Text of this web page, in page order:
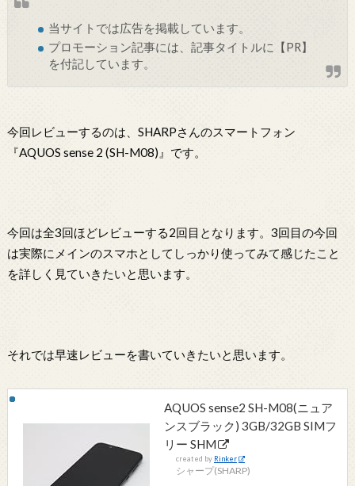
当サイトでは広告を掲載しています。
プロモーション記事には、記事タイトルに【PR】
を付記しています。
今回レビューするのは、SHARPさんのスマートフォン
『AQUOS sense 2 (SH-M08)』です。
今回は全3回ほどレビューする2回目となります。3回目の今回
は実際にメインのスマホとしてしっかり使ってみて感じたこと
を詳しく見ていきたいと思います。
それでは早速レビューを書いていきたいと思います。
AQUOS sense2 SH-M08(ニュア
ンスブラック) 3GB/32GB SIMフ
リー SHM
created by Rinker
シャープ(SHARP)